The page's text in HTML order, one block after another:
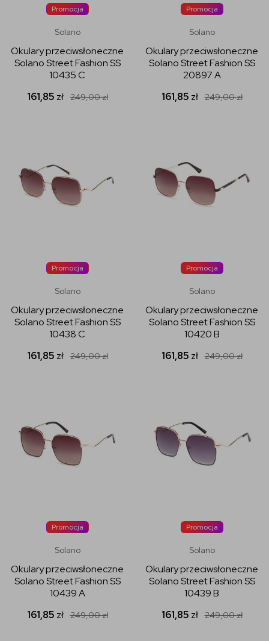
Promocja
Solano
Okulary przeciwsłoneczne
Solano Street Fashion SS
10435 C
161,85 zł 249,00zł
Promocja
Solano
Okulary przeciwsłoneczne
Solano Street Fashion SS
20897 A
161,85 zł 249,00zł
Promocja
Solano
Okulary przeciwsłoneczne
Solano Street Fashion SS
10438 C
161,85 zł 249,00zł
Promocja
Solano
Okulary przeciwsłoneczne
Solano Street Fashion SS
10420 B
161,85 zł 249,00zł
Promocja
Solano
Okulary przeciwsłoneczne
Solano Street Fashion SS
10439 A
161,85 zł 249,00zł
Promocja
Solano
Okulary przeciwsłoneczne
Solano Street Fashion SS
10439 B
161,85 zł 249,00zł